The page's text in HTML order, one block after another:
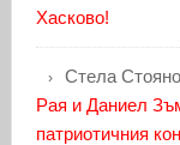
Хасково!
Стела
Рая и Даниел
патриотичния